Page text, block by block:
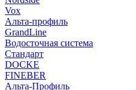
Vox
Альта-профиль
GrandLine
Водосточная система
Стандарт
DOCKE
FINEBER
Альта-Профиль